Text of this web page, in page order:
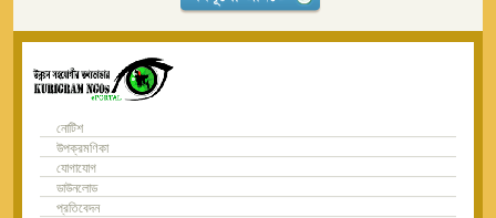
নোটিশ
উপক্রমণিকা
যোগাযোগ
ডাউনলোড
প্রতিবেদন